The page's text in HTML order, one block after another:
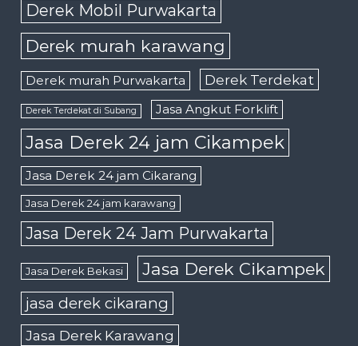
Derek Mobil Purwakarta
Derek murah karawang
Derek murah Purwakarta Derek Terdekat
Derek Terdekat di Subang Jasa Angkut Forklift
Jasa Derek 24 jam Cikampek
Jasa Derek 24 jam Cikarang
Jasa Derek 24 jam karawang
Jasa Derek 24 Jam Purwakarta
Jasa Derek Bekasi Jasa Derek Cikampek
jasa derek cikarang
Jasa Derek Karawang